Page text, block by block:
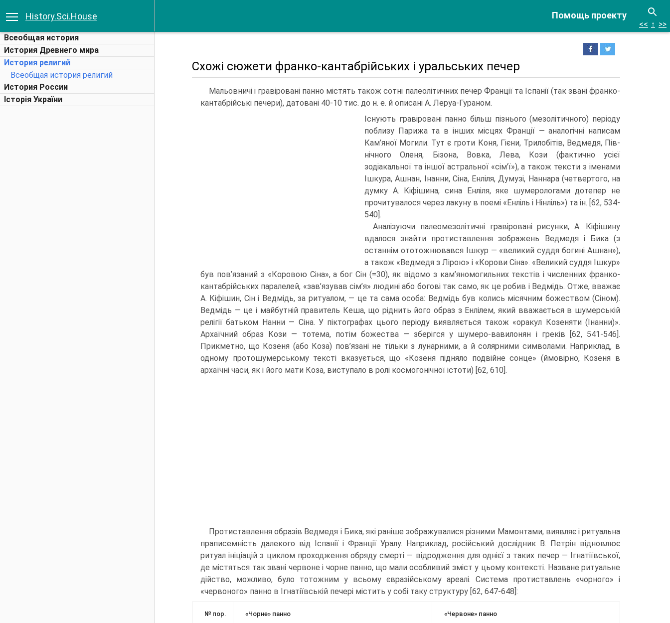
Помощь проекту
History.Sci.House
Всеобщая история
История Древнего мира
История религий
Всеобщая история религий
История России
Історія України
<< ↑ >>
Схожі сюжети франко-кантабрійських і уральських печер
Мальовничі і гравіровані панно містять також сотні палеолітичних печер Франції та Іспанії (так звані франко-
кантабрійські печери), датовані 40-10 тис. до н. е. й описані А. Леруа-Гураном.
Існують гравіровані панно більш пізнього (ме­золітичного) періоду
поблизу Парижа та в інших місцях Франції — аналогічні написам
Кам’яної Могили. Тут є гроти Коня, Гієни, Трилобітів, Ведмедя, Пів­
нічного Оленя, Бізона, Вовка, Лева, Кози (фактично усієї
зодіакальної та іншої астральної «сім’ї»), а також тексти з іменами
Ішкура, Ашнан, Інанни, Сіна, Енлі­ля, Думузі, Наннара (четвертого, на
думку А. Кіфішина, сина Енліля, яке шуме­рологами дотепер не
прочитувалося через лакуну в поемі «Енліль і Нінліль») та ін. [62, 534-
540].
Аналізуючи палеомезолітичні гравіровані рисунки, А. Кіфішину
вдало­ся знайти протиставлення зображень Ведмедя і Бика (з
останнім ототожнювався Ішкур — «великий суддя богині Ашнан»),
а також «Ведмедя з Лірою» і «Корови Сіна». «Великий суддя Ішкур»
був пов’язаний з «Коровою Сіна», а бог Сін (=30), як відомо з кам’яномогильних текстів і численних франко-
кантабрійських паралелей, «зав’язував сім’я» людині або богові так само, як це робив і Ведмідь. Отже, вважає
А. Кіфішин, Сін і Ведмідь, за ритуалом, — це та сама особа: Ведмідь був колись мі­сячним божеством (Сіном).
Ведмідь — це і майбутній правитель Кеша, що ріднить його образ з Енлілем, який вважається в шумерській
релігії батьком Нанни — Сіна. У піктографах цього періоду виявляється також «оракул Козеняти (Інанни)».
Арха­їчний образ Кози — тотема, потім божества — зберігся у шумеро-вавилонян і греків [62, 541-546].
Прикметно, що Козеня (або Коза) пов’язані не тільки з лунарними, а й солярними символами. Наприклад, в
одному протошумерському тексті вказуєть­ся, що «Козеня підняло подвійне сонце» (ймовірно, Козеня в
архаїчні часи, як і його мати Коза, виступало в ролі космогонічної істоти) [62, 610].
Протиставлення образів Ведмедя і Бика, які раніше зображувалися різни­ми Мамонтами, виявляє і ритуальна
праписемність далекого від Іспанії і Фран­ції Уралу. Наприклад, російський дослідник В. Петрін відновлює
ритуал ініціацій з циклом проходження обряду смерті — відродження для однієї з таких печер — Ігнатіївської,
де містяться так звані червоне і чорне панно, що мали особливий зміст у цьому контексті. Назване ритуальне
дійство, можливо, було тотожним у всьому євразійському ареалі. Система протиставлень «чорного» і
«червоного» панно в Ігнатіївській печері містить у собі таку структуру [62, 647-648]:
№ пор. «Чорне» панно «Червоне» панно